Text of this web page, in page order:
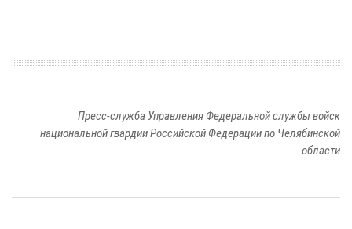
Пресс-служба Управления Федеральной службы войск
национальной гвардии Российской Федерации по Челябинской
области